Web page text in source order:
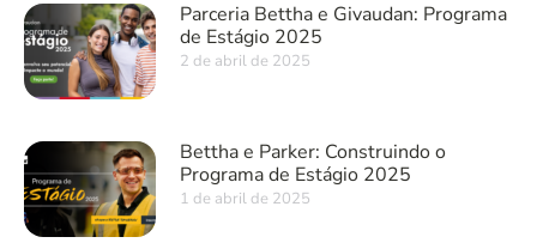
Parceria Bettha e Givaudan: Programa
de Estágio 2025
2 de abril de 2025
Bettha e Parker: Construindo o
Programa de Estágio 2025
1 de abril de 2025